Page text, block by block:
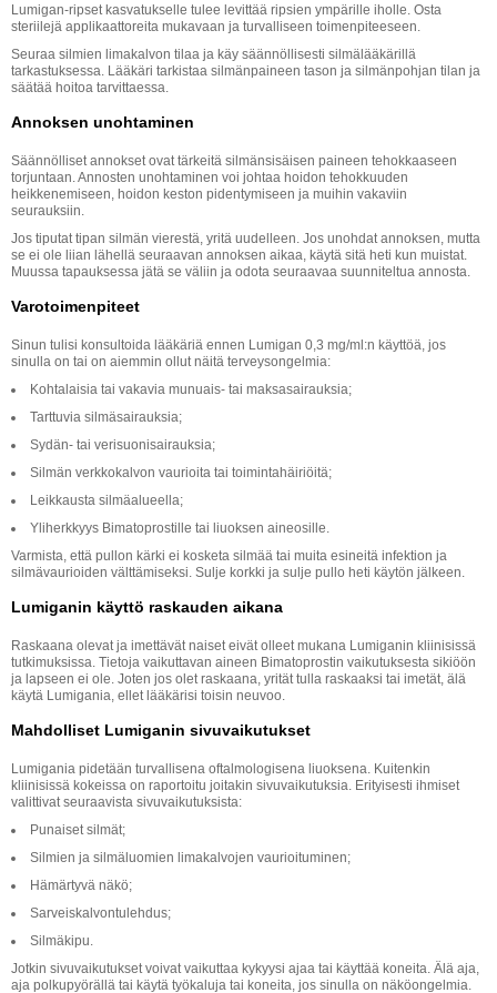
Lumigan-ripset kasvatukselle tulee levittää ripsien ympärille iholle. Osta
steriilejä applikaattoreita mukavaan ja turvalliseen toimenpiteeseen.
Seuraa silmien limakalvon tilaa ja käy säännöllisesti silmälääkärillä
tarkastuksessa. Lääkäri tarkistaa silmänpaineen tason ja silmänpohjan tilan ja
säätää hoitoa tarvittaessa.
Annoksen unohtaminen
Säännölliset annokset ovat tärkeitä silmänsisäisen paineen tehokkaaseen
torjuntaan. Annosten unohtaminen voi johtaa hoidon tehokkuuden
heikkenemiseen, hoidon keston pidentymiseen ja muihin vakaviin
seurauksiin.
Jos tiputat tipan silmän vierestä, yritä uudelleen. Jos unohdat annoksen, mutta
se ei ole liian lähellä seuraavan annoksen aikaa, käytä sitä heti kun muistat.
Muussa tapauksessa jätä se väliin ja odota seuraavaa suunniteltua annosta.
Varotoimenpiteet
Sinun tulisi konsultoida lääkäriä ennen Lumigan 0,3 mg/ml:n käyttöä, jos
sinulla on tai on aiemmin ollut näitä terveysongelmia:
Kohtalaisia tai vakavia munuais- tai maksasairauksia;
Tarttuvia silmäsairauksia;
Sydän- tai verisuonisairauksia;
Silmän verkkokalvon vaurioita tai toimintahäiriöitä;
Leikkausta silmäalueella;
Yliherkkyys Bimatoprostille tai liuoksen aineosille.
Varmista, että pullon kärki ei kosketa silmää tai muita esineitä infektion ja
silmävaurioiden välttämiseksi. Sulje korkki ja sulje pullo heti käytön jälkeen.
Lumiganin käyttö raskauden aikana
Raskaana olevat ja imettävät naiset eivät olleet mukana Lumiganin kliinisissä
tutkimuksissa. Tietoja vaikuttavan aineen Bimatoprostin vaikutuksesta sikiöön
ja lapseen ei ole. Joten jos olet raskaana, yrität tulla raskaaksi tai imetät, älä
käytä Lumigania, ellet lääkärisi toisin neuvoo.
Mahdolliset Lumiganin sivuvaikutukset
Lumigania pidetään turvallisena oftalmologisena liuoksena. Kuitenkin
kliinisissä kokeissa on raportoitu joitakin sivuvaikutuksia. Erityisesti ihmiset
valittivat seuraavista sivuvaikutuksista:
Punaiset silmät;
Silmien ja silmäluomien limakalvojen vaurioituminen;
Hämärtyvä näkö;
Sarveiskalvontulehdus;
Silmäkipu.
Jotkin sivuvaikutukset voivat vaikuttaa kykyysi ajaa tai käyttää koneita. Älä aja,
aja polkupyörällä tai käytä työkaluja tai koneita, jos sinulla on näköongelmia.